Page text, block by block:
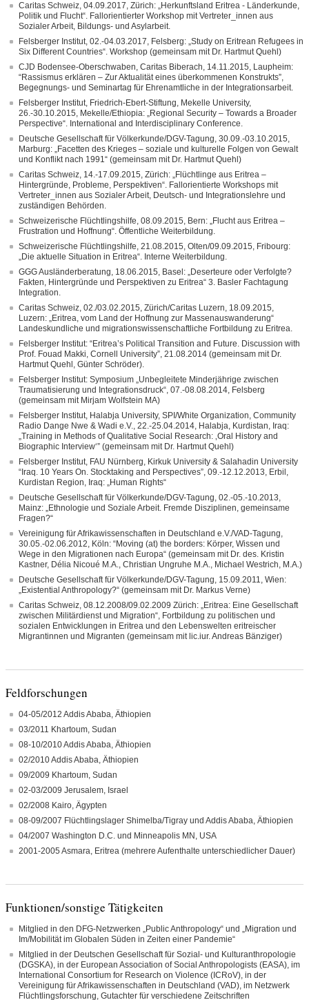
Caritas Schweiz, 04.09.2017, Zürich: „Herkunftsland Eritrea - Länderkunde,
Politik und Flucht“. Fallorientierter Workshop mit Vertreter_innen aus
Sozialer Arbeit, Bildungs- und Asylarbeit.
Felsberger Institut, 02.-04.03.2017, Felsberg: „Study on Eritrean Refugees in
Six Different Countries“. Workshop (gemeinsam mit Dr. Hartmut Quehl)
CJD Bodensee-Oberschwaben, Caritas Biberach, 14.11.2015, Laupheim:
“Rassismus erklären – Zur Aktualität eines überkommenen Konstrukts”,
Begegnungs- und Seminartag für Ehrenamtliche in der Integrationsarbeit.
Felsberger Institut, Friedrich-Ebert-Stiftung, Mekelle University,
26.-30.10.2015, Mekelle/Ethiopia: „Regional Security – Towards a Broader
Perspective“. International and Interdisciplinary Conference.
Deutsche Gesellschaft für Völkerkunde/DGV-Tagung, 30.09.-03.10.2015,
Marburg: „Facetten des Krieges – soziale und kulturelle Folgen von Gewalt
und Konflikt nach 1991“ (gemeinsam mit Dr. Hartmut Quehl)
Caritas Schweiz, 14.-17.09.2015, Zürich: „Flüchtlinge aus Eritrea –
Hintergründe, Probleme, Perspektiven“. Fallorientierte Workshops mit
Vertreter_innen aus Sozialer Arbeit, Deutsch- und Integrationslehre und
zuständigen Behörden.
Schweizerische Flüchtlingshilfe, 08.09.2015, Bern: „Flucht aus Eritrea –
Frustration und Hoffnung“. Öffentliche Weiterbildung.
Schweizerische Flüchtlingshilfe, 21.08.2015, Olten/09.09.2015, Fribourg:
„Die aktuelle Situation in Eritrea“. Interne Weiterbildung.
GGG Ausländerberatung, 18.06.2015, Basel: „Deserteure oder Verfolgte?
Fakten, Hintergründe und Perspektiven zu Eritrea“ 3. Basler Fachtagung
Integration.
Caritas Schweiz, 02./03.02.2015, Zürich/Caritas Luzern, 18.09.2015,
Luzern: „Eritrea, vom Land der Hoffnung zur Massenauswanderung“
Landeskundliche und migrationswissenschaftliche Fortbildung zu Eritrea.
Felsberger Institut: “Eritrea’s Political Transition and Future. Discussion with
Prof. Fouad Makki, Cornell University”, 21.08.2014 (gemeinsam mit Dr.
Hartmut Quehl, Günter Schröder).
Felsberger Institut: Symposium „Unbegleitete Minderjährige zwischen
Traumatisierung und Integrationsdruck“, 07.-08.08.2014, Felsberg
(gemeinsam mit Mirjam Wolfstein MA)
Felsberger Institut, Halabja University, SPI/White Organization, Community
Radio Dange Nwe & Wadi e.V., 22.-25.04.2014, Halabja, Kurdistan, Iraq:
„Training in Methods of Qualitative Social Research: ‚Oral History and
Biographic Interview‘” (gemeinsam mit Dr. Hartmut Quehl)
Felsberger Institut, FAU Nürnberg, Kirkuk University & Salahadin University
“Iraq. 10 Years On. Stocktaking and Perspectives”, 09.-12.12.2013, Erbil,
Kurdistan Region, Iraq: „Human Rights“
Deutsche Gesellschaft für Völkerkunde/DGV-Tagung, 02.-05.-10.2013,
Mainz: „Ethnologie und Soziale Arbeit. Fremde Disziplinen, gemeinsame
Fragen?“
Vereinigung für Afrikawissenschaften in Deutschland e.V./VAD-Tagung,
30.05.-02.06.2012, Köln: “Moving (at) the borders: Körper, Wissen und
Wege in den Migrationen nach Europa“ (gemeinsam mit Dr. des. Kristin
Kastner, Délia Nicoué M.A., Christian Ungruhe M.A., Michael Westrich, M.A.)
Deutsche Gesellschaft für Völkerkunde/DGV-Tagung, 15.09.2011, Wien:
„Existential Anthropology?“ (gemeinsam mit Dr. Markus Verne)
Caritas Schweiz, 08.12.2008/09.02.2009 Zürich: „Eritrea: Eine Gesellschaft
zwischen Militärdienst und Migration“, Fortbildung zu politischen und
sozialen Entwicklungen in Eritrea und den Lebenswelten eritreischer
Migrantinnen und Migranten (gemeinsam mit lic.iur. Andreas Bänziger)
Feldforschungen
04-05/2012 Addis Ababa, Äthiopien
03/2011 Khartoum, Sudan
08-10/2010 Addis Ababa, Äthiopien
02/2010 Addis Ababa, Äthiopien
09/2009 Khartoum, Sudan
02-03/2009 Jerusalem, Israel
02/2008 Kairo, Ägypten
08-09/2007 Flüchtlingslager Shimelba/Tigray und Addis Ababa, Äthiopien
04/2007 Washington D.C. und Minneapolis MN, USA
2001-2005 Asmara, Eritrea (mehrere Aufenthalte unterschiedlicher Dauer)
Funktionen/sonstige Tätigkeiten
Mitglied in den DFG-Netzwerken „Public Anthropology“ und „Migration und
Im/Mobilität im Globalen Süden in Zeiten einer Pandemie“
Mitglied in der Deutschen Gesellschaft für Sozial- und Kulturanthropologie
(DGSKA), in der European Association of Social Anthropologists (EASA), im
International Consortium for Research on Violence (ICRoV), in der
Vereinigung für Afrikawissenschaften in Deutschland (VAD), im Netzwerk
Flüchtlingsforschung, Gutachter für verschiedene Zeitschriften